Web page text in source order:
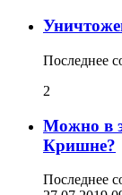
Последнее
2
Можно в
Кришне?
Последнее